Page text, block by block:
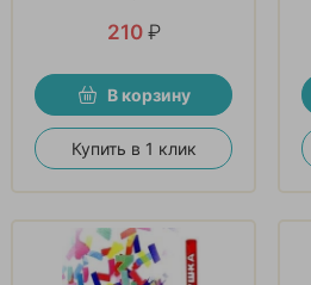
210 ₽
В корзину
Купить в 1 клик